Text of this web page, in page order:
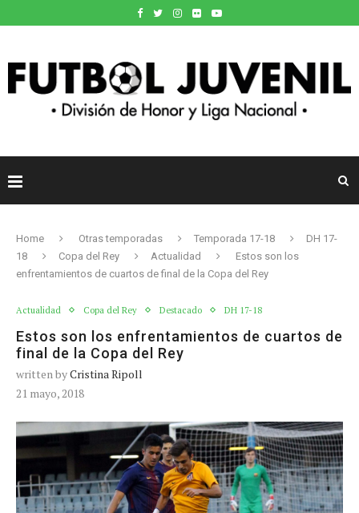
Home Otras temporadas Temporada 17-18
DH 17-
18
Copa del Rey Actualidad
Estos son los
enfrentamientos de cuartos de final de la Copa del Rey
Actualidad Copa del Rey Destacado DH 17-18
Estos son los enfrentamientos de cuartos de
final de la Copa del Rey
written byCristina Ripoll
21 mayo, 2018